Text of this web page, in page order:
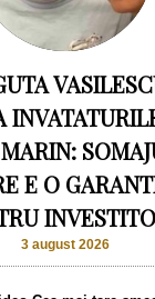
E O
3 august 2026